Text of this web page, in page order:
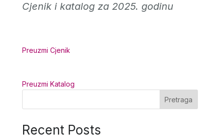
Cjenik i katalog za 2025. godinu
Preuzmi Cjenik
Preuzmi Katalog
Pretraga
Recent Posts